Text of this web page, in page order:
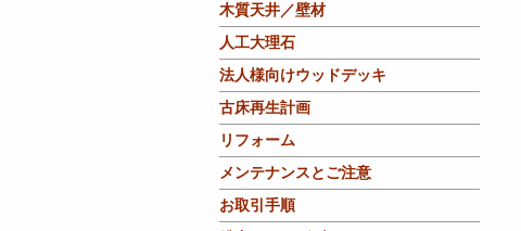
木質天井／壁材
人工大理石
法人様向けウッドデッキ
古床再生計画
リフォーム
メンテナンスとご注意
お取引手順